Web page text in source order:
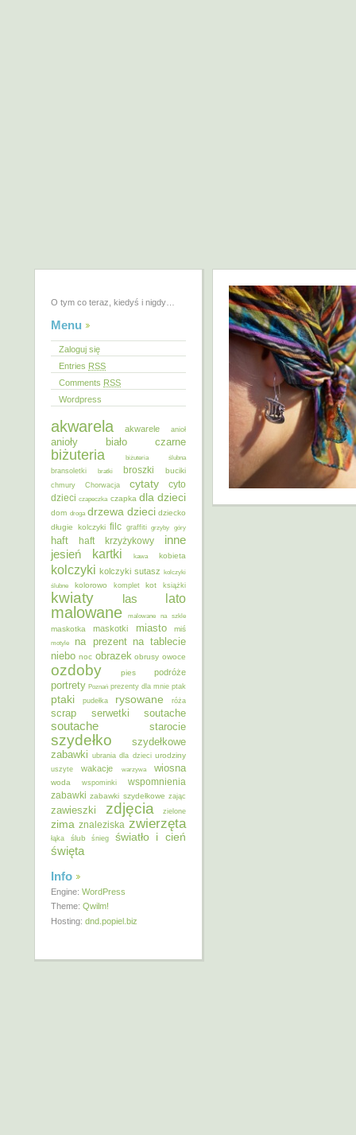
O tym co teraz, kiedyś i nigdy…
Menu
Zaloguj się
Entries RSS
Comments RSS
Wordpress
akwarela akwarele anioł
anioły biało czarne
biżuteria
biżuteria ślubna
bransoletki
bratki broszki buciki
chmury Chorwacja cytaty
cyto
dzieci czapeczka czapka dla dzieci
dom droga drzewa dzieci dziecko
długie kolczyki filc graffiti grzyby góry
haft haft krzyżykowy inne
jesień kartki kawa kobieta
kolczyki kolczyki sutasz kolczyki
ślubne
kolorowo komplet kot książki
kwiaty las lato
malowane malowane na szkle
maskotka maskotki miasto miś
motyle na prezent na tablecie
niebo noc obrazek obrusy owoce
ozdoby pies podróże
portrety Poznań prezenty dla mnie ptak
ptaki pudełka rysowane róża
scrap serwetki soutache
soutache starocie
szydełko
szydełkowe
zabawki ubrania dla dzieci urodziny
uszyte wakacje warzywa wiosna
woda wspominki
wspomnienia
zabawki zabawki szydełkowe zając
zawieszki zdjęcia zielone
zima znaleziska zwierzęta
łąka ślub śnieg światło i cień
święta
Info
Engine: WordPress
Theme: Qwilm!
Hosting: dnd.popiel.biz